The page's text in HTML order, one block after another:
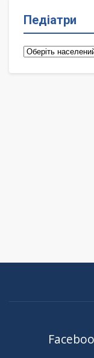
Педіатри
Педіатри